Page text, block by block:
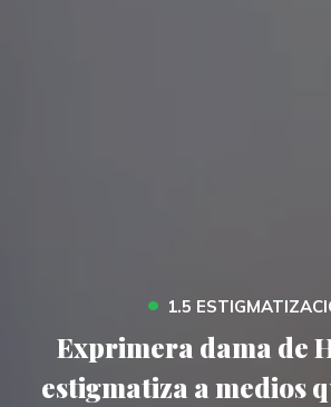
• 1.5
Exprimera dama de
estigmatiza a medios